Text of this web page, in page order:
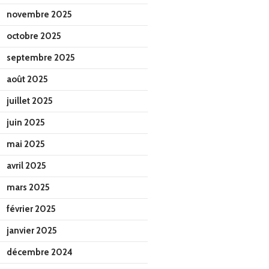
novembre 2025
octobre 2025
septembre 2025
août 2025
juillet 2025
juin 2025
mai 2025
avril 2025
mars 2025
février 2025
janvier 2025
décembre 2024